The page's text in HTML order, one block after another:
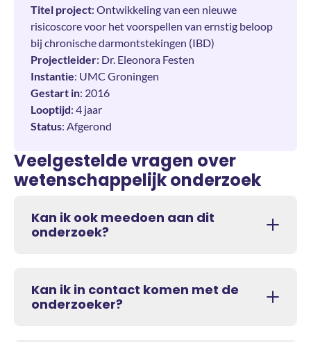
Titel project: Ontwikkeling van een nieuwe
risicoscore voor het voorspellen van ernstig beloop
bij chronische darmontstekingen (IBD)
Projectleider: Dr. Eleonora Festen
Instantie: UMC Groningen
Gestart in: 2016
Looptijd: 4 jaar
Status: Afgerond
Veelgestelde vragen over
wetenschappelijk onderzoek
Kan ik ook meedoen aan dit
onderzoek?
Kan ik in contact komen met de
onderzoeker?